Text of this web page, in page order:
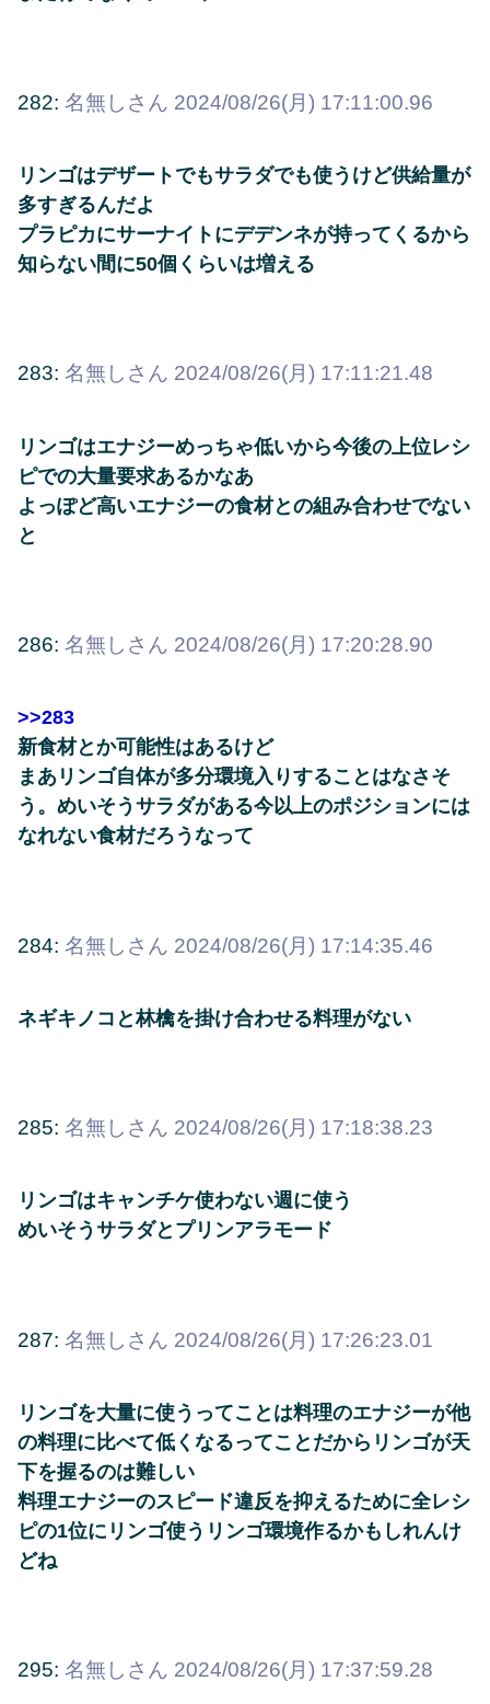
282: 名無しさん 2024/08/26(月) 17:11:00.96
リンゴはデザートでもサラダでも使うけど供給量が
多すぎるんだよ
プラピカにサーナイトにデデンネが持ってくるから
知らない間に50個くらいは増える
283: 名無しさん 2024/08/26(月) 17:11:21.48
リンゴはエナジーめっちゃ低いから今後の上位レシ
ピでの大量要求あるかなあ
よっぽど高いエナジーの食材との組み合わせでない
と
286: 名無しさん 2024/08/26(月) 17:20:28.90
>>283
新食材とか可能性はあるけど
まあリンゴ自体が多分環境入りすることはなさそ
う。めいそうサラダがある今以上のポジションには
なれない食材だろうなって
284: 名無しさん 2024/08/26(月) 17:14:35.46
ネギキノコと林檎を掛け合わせる料理がない
285: 名無しさん 2024/08/26(月) 17:18:38.23
リンゴはキャンチケ使わない週に使う
めいそうサラダとプリンアラモード
287: 名無しさん 2024/08/26(月) 17:26:23.01
リンゴを大量に使うってことは料理のエナジーが他
の料理に比べて低くなるってことだからリンゴが天
下を握るのは難しい
料理エナジーのスピード違反を抑えるために全レシ
ピの1位にリンゴ使うリンゴ環境作るかもしれんけ
どね
295: 名無しさん 2024/08/26(月) 17:37:59.28